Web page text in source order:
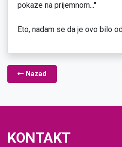
pokaze na prijemnom..."
Eto, nadam se da je ovo bilo
Nazad
KONTAKT